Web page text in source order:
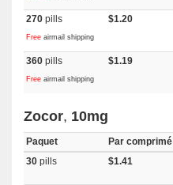
270 pills
Free airmail shipping
$1.20
360 pills
Free airmail shipping
$1.19
Zocor, 10mg
Paquet Par comprimé
30 pills $1.41